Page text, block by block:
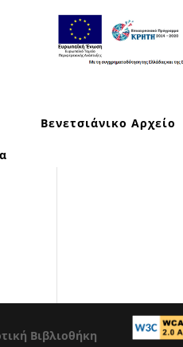
Βενετσιάνικο Αρχείο
Βιβλιοθήκη